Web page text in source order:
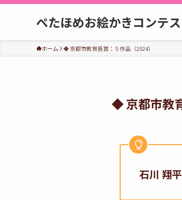
ぺたほめお絵かきコンテ
ホーム ◆ 京都市教育長賞：５作品（2024）
◆ 京都市教
石川 翔